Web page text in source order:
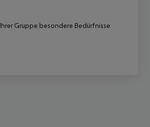
Gruppe besondere Bedürfnisse